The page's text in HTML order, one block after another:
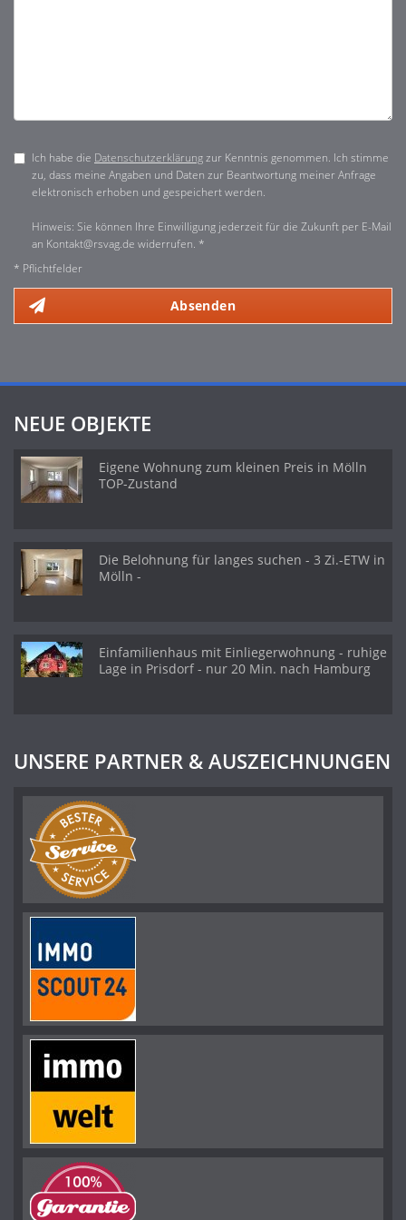
Ich habe die Datenschutzerklärungzur Kenntnis genommen. Ich stimme
zu, dass meine Angaben und Daten zur Beantwortung meiner Anfrage
elektronisch erhoben und gespeichert werden.
Hinweis: Sie können Ihre Einwilligung jederzeit für die Zukunft per E-Mail
an Kontakt@rsvag.de widerrufen. *
* Pflichtfelder
Absenden
NEUE OBJEKTE
Eigene Wohnung zum kleinen Preis in Mölln
TOP-Zustand
Die Belohnung für langes suchen - 3 Zi.-ETW in
Mölln -
Einfamilienhaus mit Einliegerwohnung - ruhige
Lage in Prisdorf - nur 20 Min. nach Hamburg
UNSERE PARTNER & AUSZEICHNUNGEN